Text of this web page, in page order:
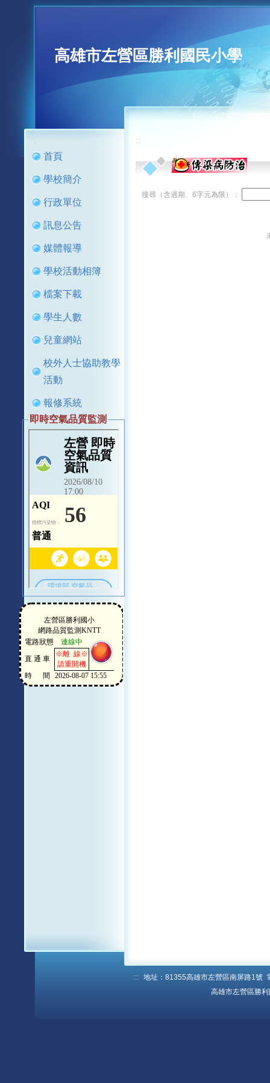
高雄市左營區勝利國民小學
:::
首頁
學校簡介
行政單位
訊息公告
媒體報導
學校活動相簿
檔案下載
學生人數
兒童網站
校外人士協助教學
活動
報修系統
即時空氣品質監測
:::
搜尋（含過期、6字元為限）：
:::
地址：81355高雄市左營區南屏路1號
高雄市左營區勝